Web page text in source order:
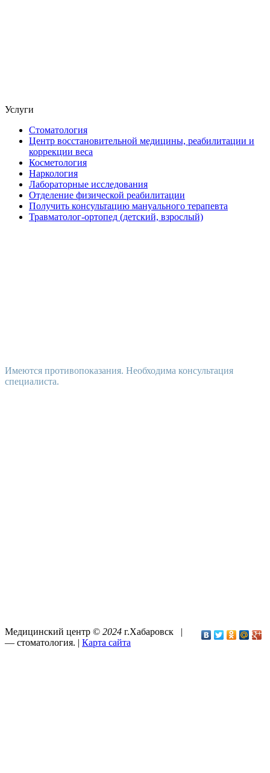
Услуги
Стоматология
Центр восстановительной медицины, реабилитации и
коррекции веса
Косметология
Наркология
Лабораторные исследования
Отделение физической реабилитации
Получить консультацию мануального терапевта
Травматолог-ортопед (детский, взрослый)
Имеются противопоказания. Необходима консультация
специалиста.
Медицинский центр © 2024 г.Хабаровск |
— стоматология. | Карта сайта